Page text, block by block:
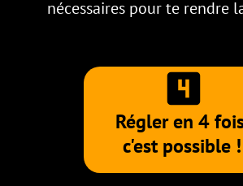
nécessaires pour te rendre
looks_4
Régler en 4
c'est possible !